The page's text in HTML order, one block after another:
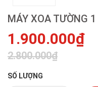
MÁY XOA TƯỜNG
1.900.000₫
2.800.000₫
SỐ LƯỢNG